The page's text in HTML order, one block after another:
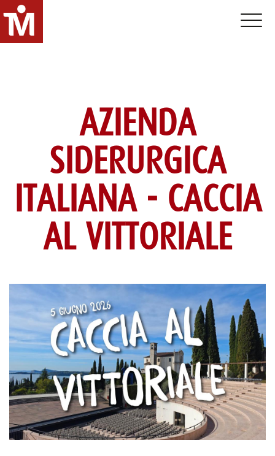
Toggle
AZIENDA
SIDERURGICA
ITALIANA - CACCIA
AL VITTORIALE